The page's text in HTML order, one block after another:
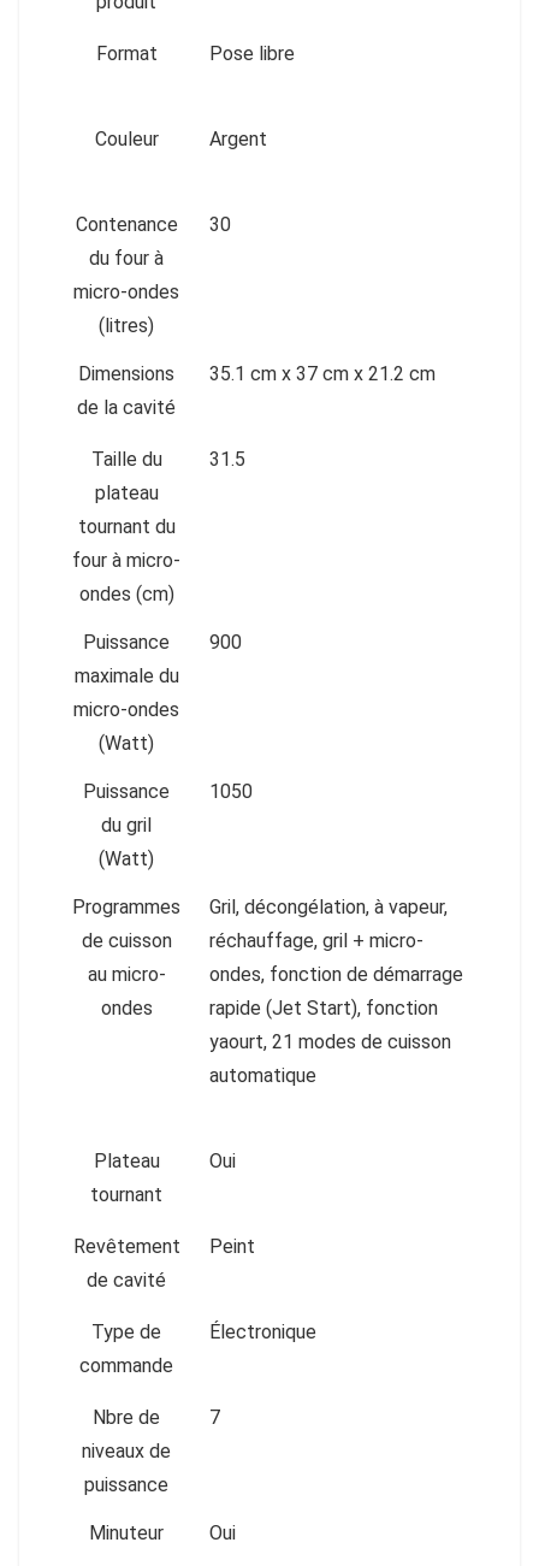
Format Pose libre
Couleur Argent
Contenance
du four à
micro-ondes
(litres)
30
Dimensions
de la cavité
35.1 cm x 37 cm x 21.2 cm
Taille du
plateau
tournant du
four à micro-
ondes (cm)
31.5
Puissance
maximale du
micro-ondes
(Watt)
900
Puissance
du gril
(Watt)
1050
Programmes
de cuisson
au micro-
ondes
Gril, décongélation, à vapeur,
réchauffage, gril + micro-
ondes, fonction de démarrage
rapide (Jet Start), fonction
yaourt, 21 modes de cuisson
automatique
Plateau
tournant
Oui
Revêtement
de cavité
Peint
Type de
commande
Électronique
Nbre de
niveaux de
puissance
7
Minuteur Oui